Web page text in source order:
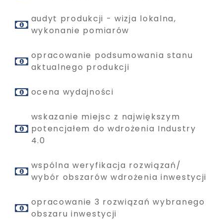
audyt produkcji - wizja lokalna,
wykonanie pomiarów
opracowanie podsumowania stanu
aktualnego produkcji
ocena wydajności
wskazanie miejsc z największym
potencjałem do wdrożenia Industry
4.0
wspólna weryfikacja rozwiązań/
wybór obszarów wdrożenia inwestycji
opracowanie 3 rozwiązań wybranego
obszaru inwestycji